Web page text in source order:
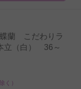
蝶蘭 こだわりラ
立（白） 36～
く）